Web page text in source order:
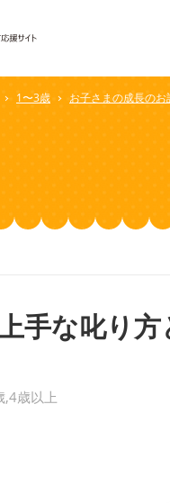
1〜3歳 お子さまの成長のお
手な叱り
4歳以上